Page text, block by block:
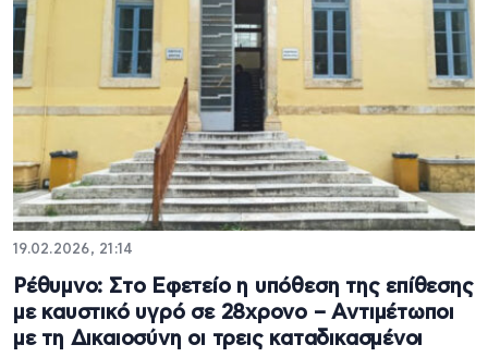
19.02.2026, 21:14
Ρέθυμνο: Στο Εφετείο η υπόθεση της επίθεσης
με καυστικό υγρό σε 28χρονο – Αντιμέτωποι
με τη Δικαιοσύνη οι τρεις καταδικασμένοι